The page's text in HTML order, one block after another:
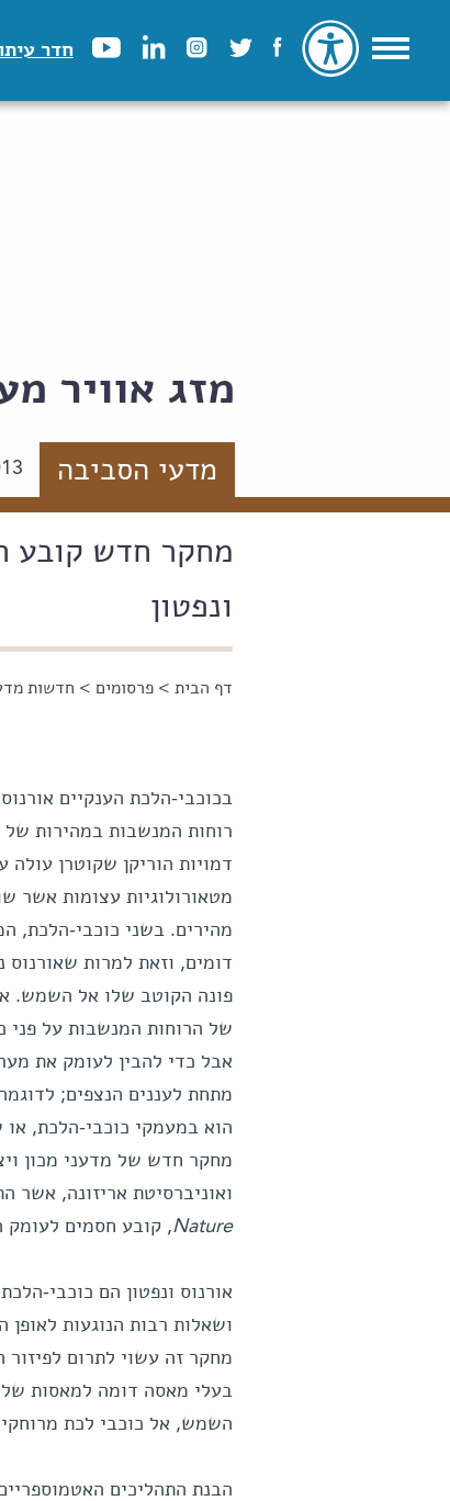
חדר
מזג אוויר
מדעי הסביבה
מחקר חדש קובע
ונפטון
הינך נמצא כאן
דף הבית >פרסומים > חדשות
בכוכבי-הלכת הענקיים
דמויות הוריקן שקוטרן
מטאורולוגיות עצומות אשר
מהירים. בשני כוכבי-הלכת,
דומים, וזאת למרות
פונה הקוטב שלו אל השמש.
של הרוחות המנשבות על פני
אבל כדי להבין לעומק את
מתחת לעננים הנצפים;
הוא במעמקי כוכבי-הלכת,
מחקר חדש של מדעני מכון
ואוניברסיטת אריזונה,
Nature, קובע חסמים לעומק
אורנוס ונפטון הם כוכבי-
ושאלות רבות הנוגעות לאופן
מחקר זה עשוי לתרום
בעלי מאסה דומה למאסות של
השמש, אל כוכבי לכת
הבנת התהליכים